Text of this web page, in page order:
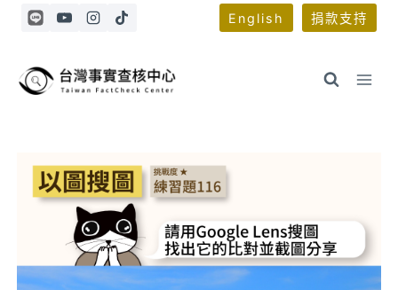
Skip
English 捐款支持